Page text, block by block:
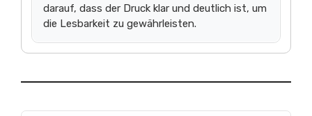
darauf, dass der Druck klar und deutlich ist, um
die Lesbarkeit zu gewährleisten.